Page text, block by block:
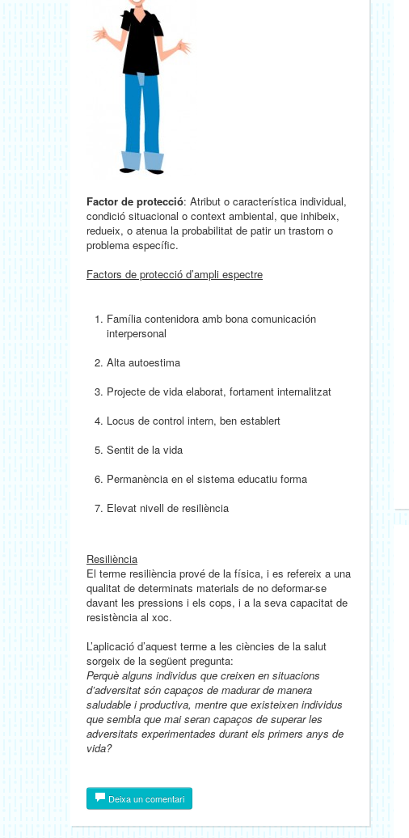
Factor de protecció: Atribut o característica individual,
condició situacional o context ambiental, que inhibeix,
redueix, o atenua la probabilitat de patir un trastorn o
problema específic.
Factors de protecció d’ampli espectre
Família contenidora amb bona comunicación
interpersonal
Alta autoestima
Projecte de vida elaborat, fortament internalitzat
Locus de control intern, ben establert
Sentit de la vida
Permanència en el sistema educatiu forma
Elevat nivell de resiliència
Resiliència
El terme resiliència prové de la física, i es refereix a una
qualitat de determinats materials de no deformar-se
davant les pressions i els cops, i a la seva capacitat de
resistència al xoc.
L’aplicació d’aquest terme a les ciències de la salut
sorgeix de la següent pregunta:
Perquè alguns individus que creixen en situacions
d’adversitat són capaços de madurar de manera
saludable i productiva, mentre que existeixen individus
que sembla que mai seran capaços de superar les
adversitats experimentades durant els primers anys de
vida?
Deixa un comentari